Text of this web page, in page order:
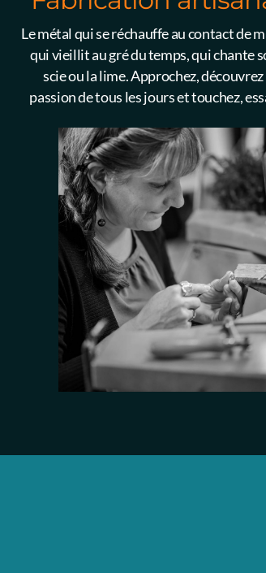
Le métal qui se réchauffe au contact de
qui vieillit au gré du temps, qui chante
scie ou la lime. Approchez, découvrez
passion de tous les jours et touchez,